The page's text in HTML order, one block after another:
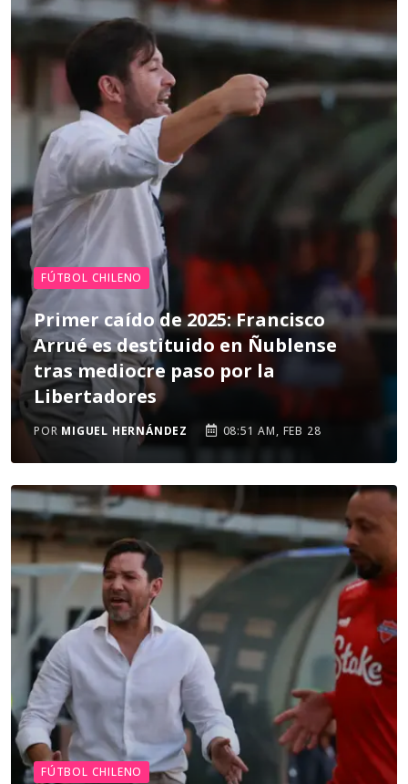
FÚTBOL CHILENO
Primer caído de 2025: Francisco
Arrué es destituido en Ñublense
tras mediocre paso por la
Libertadores
POR MIGUEL HERNÁNDEZ 08:51 AM, FEB 28
FÚTBOL CHILENO